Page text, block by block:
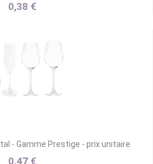
0,38 €
- Gamme Prestige - prix unitaire
0,47 €